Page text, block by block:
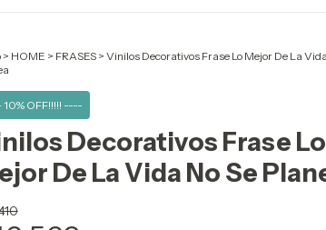
> HOME > FRASES > Vinilos Decorativos Frase Lo Mejor De La
OFF!!!!! ----
Decorativos Frase Lo
De La Vida No Se